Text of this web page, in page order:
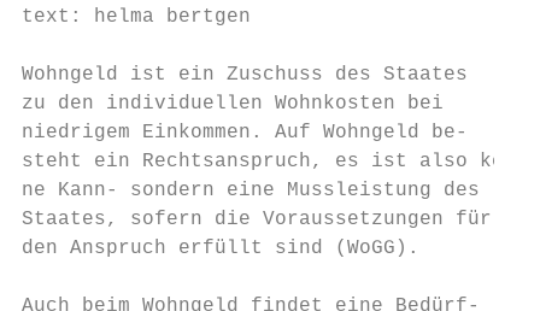
text: helma bertgen
Wohngeld ist ein Zuschuss des Staates
zu den individuellen Wohnkosten bei
niedrigem Einkommen. Auf Wohngeld be-
steht ein Rechtsanspruch, es ist also kei-
ne Kann- sondern eine Mussleistung
Staates, sofern die Voraussetzungen für
den Anspruch erfüllt sind (WoGG).
Auch beim Wohngeld findet eine Bedürf-